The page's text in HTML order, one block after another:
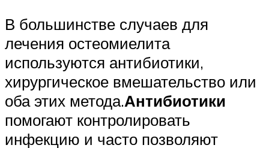
В большинстве случаев для
лечения остеомиелита
используются антибиотики,
хирургическое вмешательство или
оба этих метода.Антибиотики
помогают контролировать
инфекцию и часто позволяют